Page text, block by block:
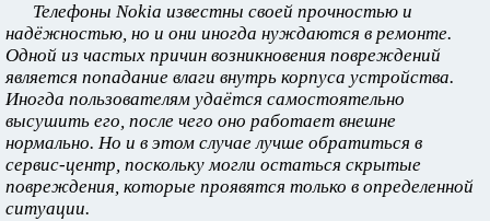
Телефоны Nokia известны своей прочностью и
надёжностью, но и они иногда нуждаются в ремонте.
Одной из частых причин возникновения повреждений
является попадание влаги внутрь корпуса устройства.
Иногда пользователям удаётся самостоятельно
высушить его, после чего оно работает внешне
нормально. Но и в этом случае лучше обратиться в
сервис-центр, поскольку могли остаться скрытые
повреждения, которые проявятся только в определенной
ситуации.